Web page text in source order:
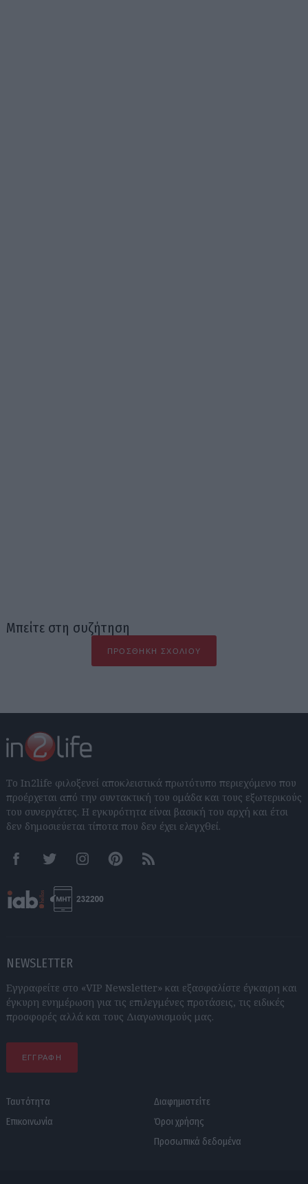
Μπείτε στη συζήτηση
ΠΡΟΣΘΉΚΗ ΣΧΟΛΊΟΥ
Το In2life φιλοξενεί αποκλειστικά πρωτότυπο περιεχόμενο που
προέρχεται από την συντακτική του ομάδα και τους εξωτερικούς
του συνεργάτες. Η εγκυρότητα είναι βασική του αρχή και έτσι
δεν δημοσιεύεται τίποτα που δεν έχει ελεγχθεί.
FacebookTwitter InstagramPinterestRSS feeds
NEWSLETTER
Εγγραφείτε στο «VIP Newsletter» και εξασφαλίστε έγκαιρη και
έγκυρη ενημέρωση για τις επιλεγμένες προτάσεις, τις ειδικές
προσφορές αλλά και τους Διαγωνισμούς μας.
ΕΓΓΡΑΦΗ
Ταυτότητα
Επικοινωνία
Διαφημιστείτε
Όροι χρήσης
Προσωπικά δεδομένα